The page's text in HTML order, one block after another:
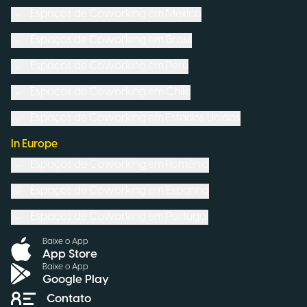
In Europe
Baixe o App
App Store
Baixe o App
Google Play
Contato